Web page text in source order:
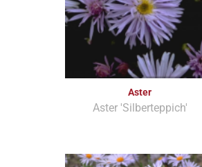
Aster
Aster 'Silberteppich'